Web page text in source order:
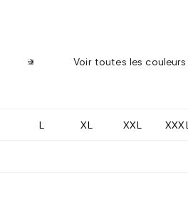
Voir toutes les couleurs
L XL XXL